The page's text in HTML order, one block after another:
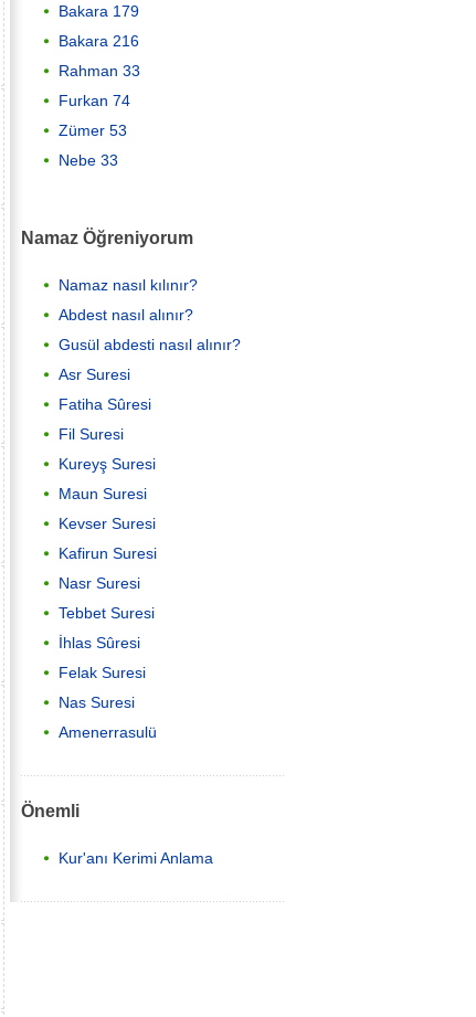
Bakara 179
Bakara 216
Rahman 33
Furkan 74
Zümer 53
Nebe 33
Namaz Öğreniyorum
Namaz nasıl kılınır?
Abdest nasıl alınır?
Gusül abdesti nasıl alınır?
Asr Suresi
Fatiha Sûresi
Fil Suresi
Kureyş Suresi
Maun Suresi
Kevser Suresi
Kafirun Suresi
Nasr Suresi
Tebbet Suresi
İhlas Sûresi
Felak Suresi
Nas Suresi
Amenerrasulü
Önemli
Kur'anı Kerimi Anlama